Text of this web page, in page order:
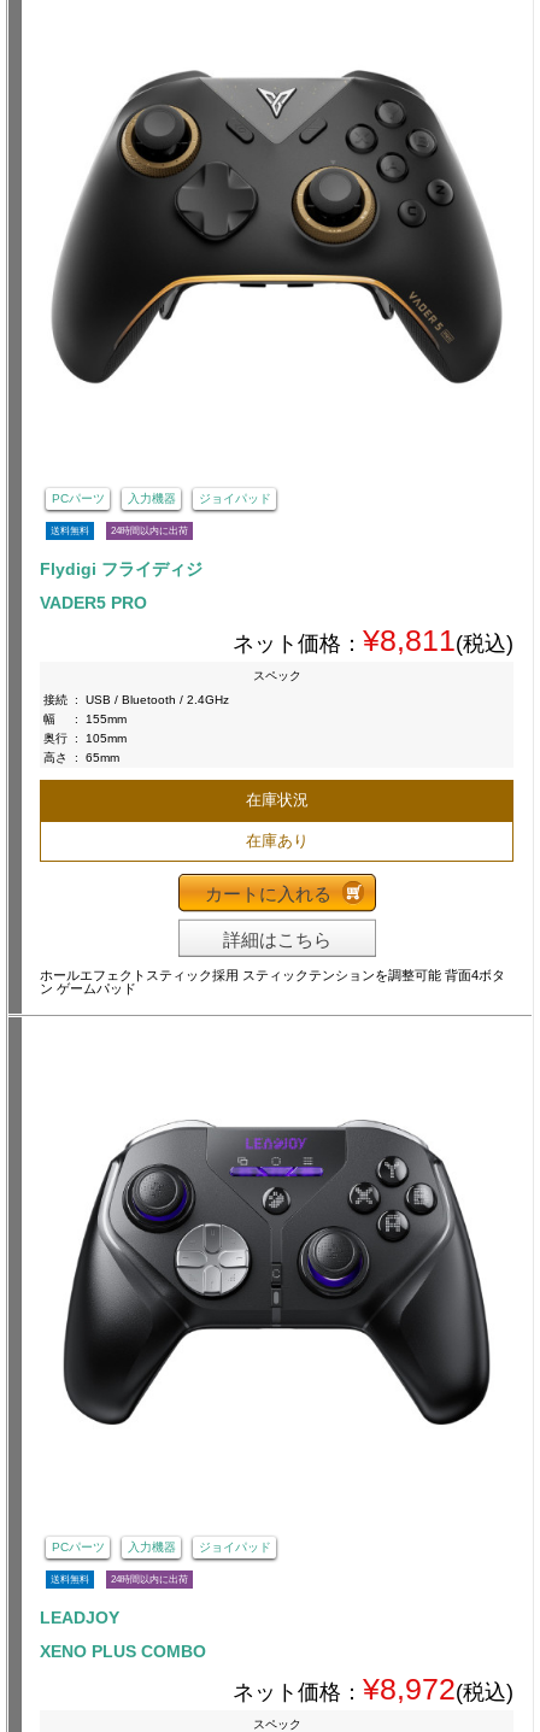
PCパーツ 入力機器 ジョイパッド
送料無料 24時間以内に出荷
Flydigi フライディジ
VADER5 PRO
ネット価格： ¥8,811(税込)
スペック
接続 :
USB / Bluetooth / 2.4GHz
幅
:
155mm
奥行 :
105mm
高さ
: 65mm
在庫状況
在庫あり
カートに入れる
詳細はこちら
ホールエフェクトスティック採用 スティックテンションを調整可能 背面4ボタ
ン ゲームパッド
PCパーツ 入力機器 ジョイパッド
送料無料 24時間以内に出荷
LEADJOY
XENO PLUS COMBO
ネット価格： ¥8,972(税込)
スペック